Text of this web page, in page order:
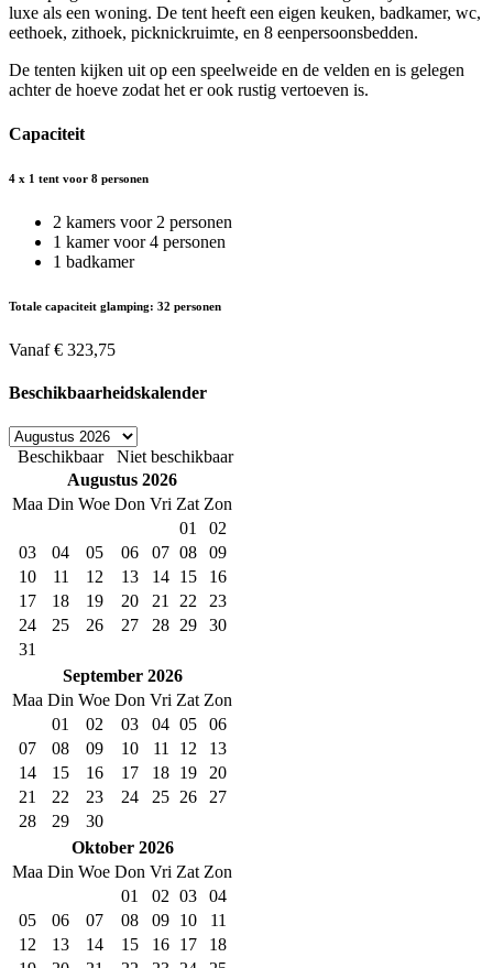
luxe als een woning. De tent heeft een eigen keuken, badkamer, wc,
eethoek, zithoek, picknickruimte, en 8 eenpersoonsbedden.
De tenten kijken uit op een speelweide en de velden en is gelegen
achter de hoeve zodat het er ook rustig vertoeven is.
Capaciteit
4 x 1 tent voor 8 personen
2 kamers voor 2 personen
1 kamer voor 4 personen
1 badkamer
Totale capaciteit glamping: 32 personen
Vanaf € 323,75
Beschikbaarheidskalender
Beschikbaar
Niet beschikbaar
Augustus 2026
Maa Din Woe Don Vri Zat Zon
01
02
03
04 05 06 07 08
09
10
11 12 13 14 15
16
17
18 19 20 21 22
23
24
25 26 27 28 29
30
31
September 2026
Maa Din Woe Don Vri Zat Zon
01
02 03 04 05
06
07
08 09 10 11 12
13
14
15 16 17 18 19
20
21
22 23 24 25 26
27
28
29
30
Oktober 2026
Maa Din Woe Don Vri Zat Zon
01
02 03
04
05
06 07 08 09 10
11
12
13 14 15 16 17
18